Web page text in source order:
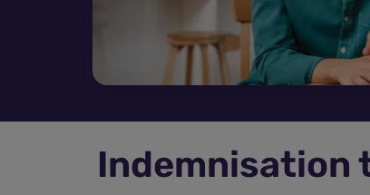
Indemnisation